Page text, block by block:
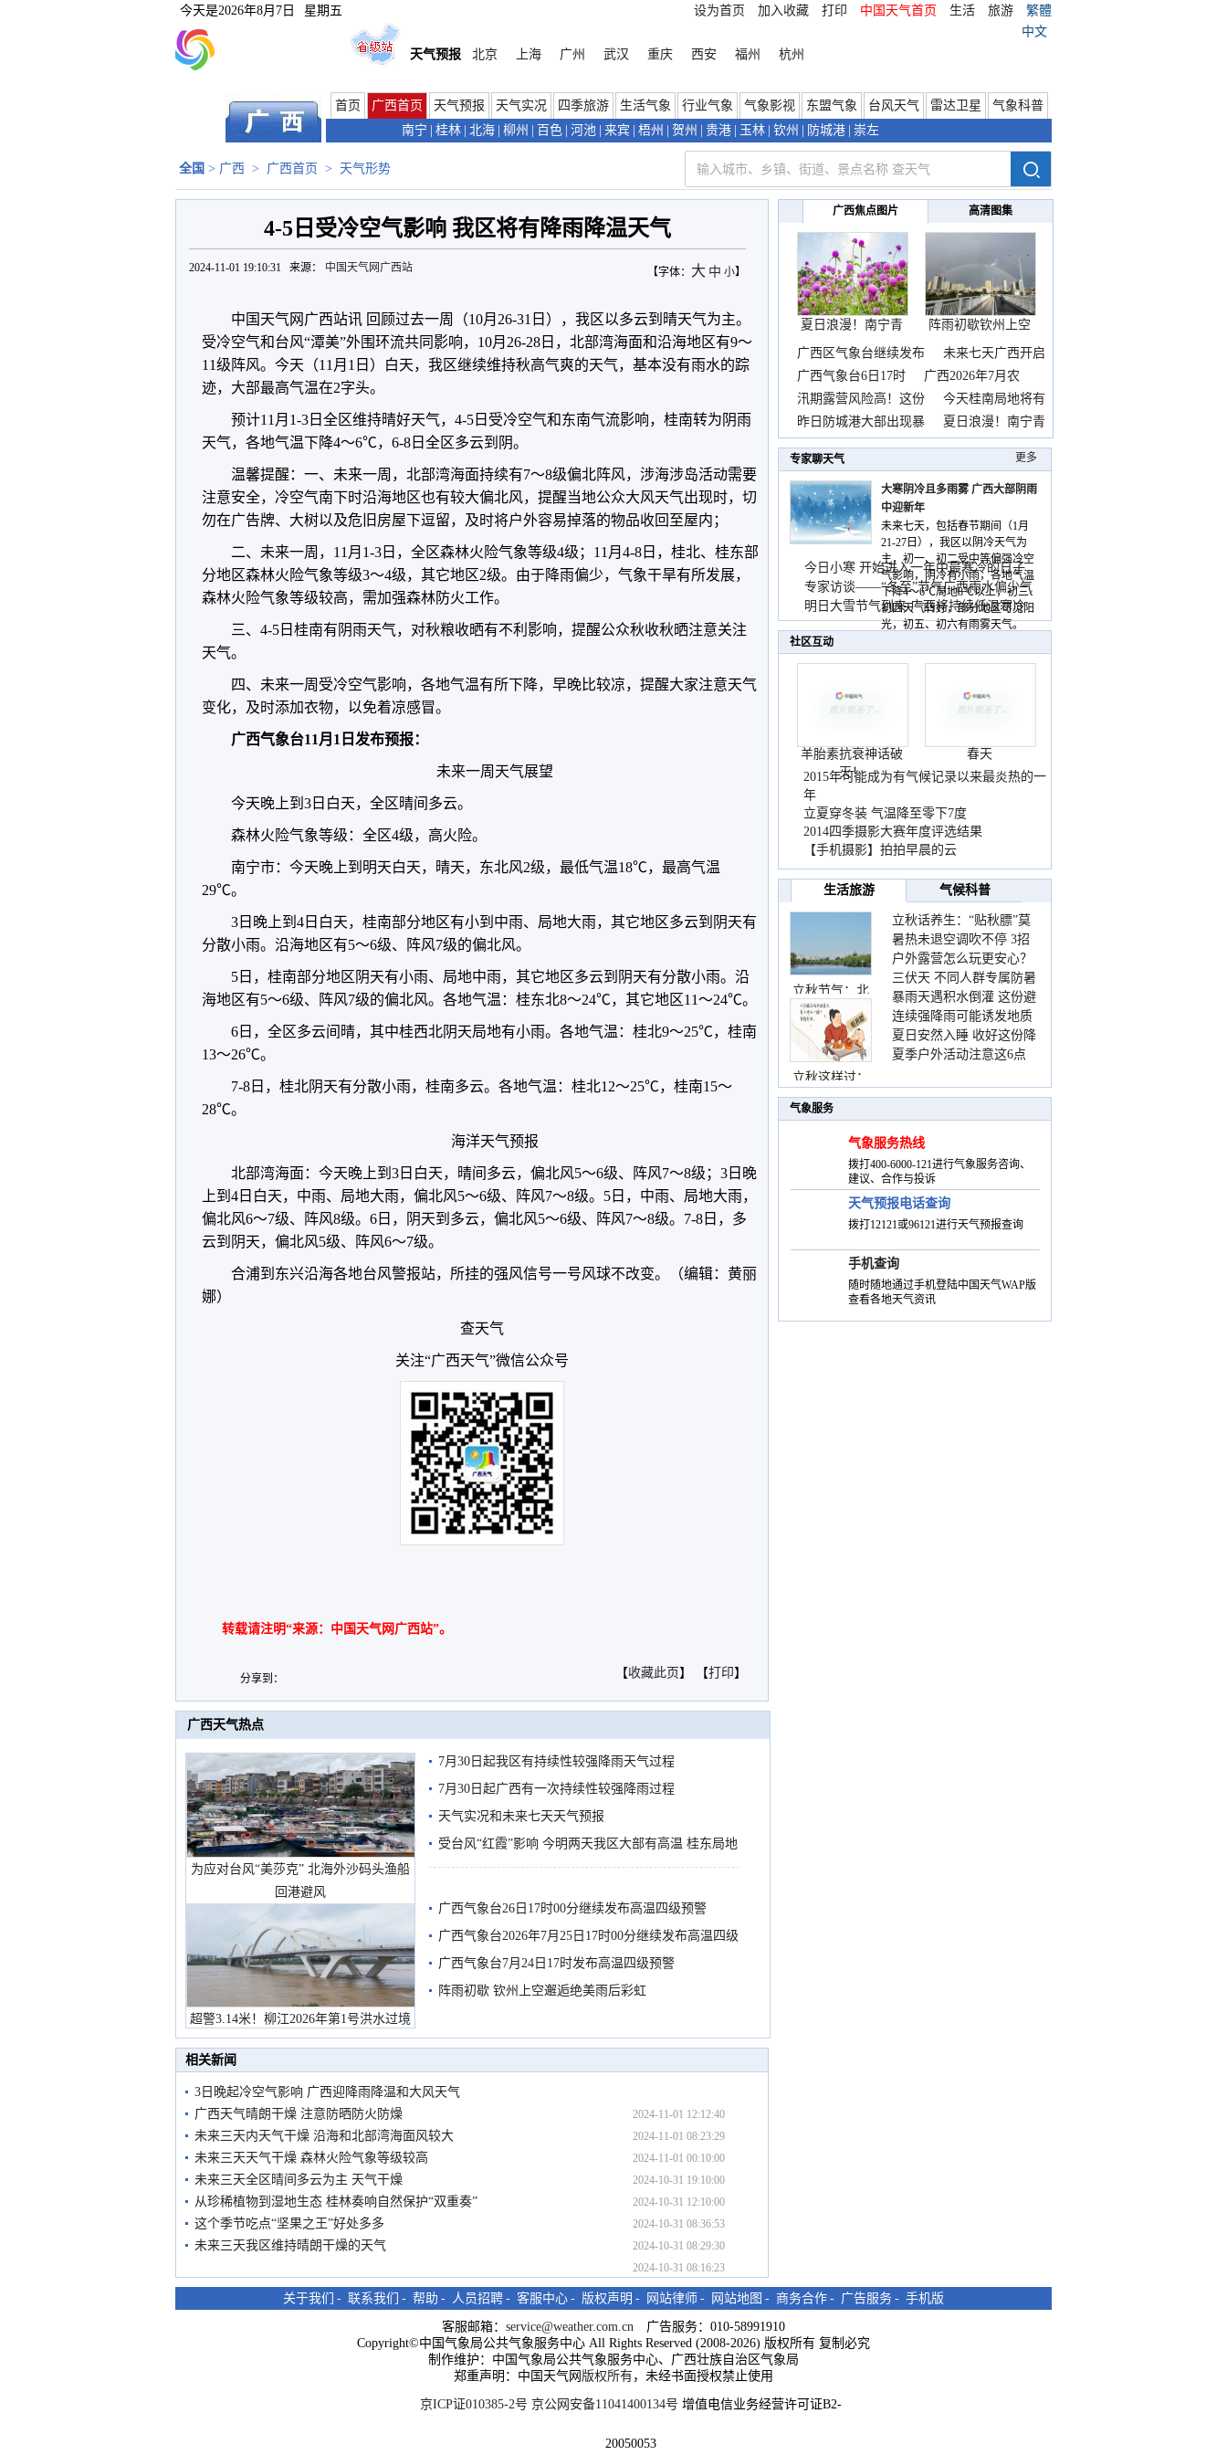
今天是2026年8月7日 星期五 设为首页 加入收藏 打印 中国天气首页 生活 旅游
繁體
中文
天气预报
北京 上海 广州 武汉 重庆 西安 福州 杭州
首页 广西首页 天气预报 天气实况 四季旅游 生活气象 行业气象 气象影视 东盟气象 台风天气 雷达卫星
气象科普
南宁
桂林 北海 柳州 百色 河池 来宾 梧州 贺州 贵港 玉林 钦州 防城港 崇左
全国 > 广西 > 广西首页 > 天气形势
4-5日受冷空气影响 我区将有降雨降温天气
【字体： 大 中 小】
2024-11-01 19:10:31 来源： 中国天气网广西站
中国天气网广西站讯 回顾过去一周（10月26-31日），我区以多云到晴天气为主。
受冷空气和台风“潭美”外围环流共同影响，10月26-28日，北部湾海面和沿海地区有9～
11级阵风。今天（11月1日）白天，我区继续维持秋高气爽的天气，基本没有雨水的踪
迹，大部最高气温在2字头。
预计11月1-3日全区维持晴好天气，4-5日受冷空气和东南气流影响，桂南转为阴雨
天气，各地气温下降4～6℃，6-8日全区多云到阴。
温馨提醒：一、未来一周，北部湾海面持续有7～8级偏北阵风， 涉海涉岛活动需要
注意安全， 冷空气南下时沿海地区也有较大偏北风，提醒当地公众大风天气出现时，切
勿在广告牌、大树以及危旧房屋下逗留，及时将户外容易掉落的物品收回至屋内；
二、未来一周，11月1-3日，全区森林火险气象等级4级；11月4-8日，桂北、桂东部
分地区森林火险气象等级3～4级，其它地区2级。由于降雨偏少，气象干旱有所发展，
森林火险气象等级较高，需加强森林防火工作。
三、4-5日桂南有阴雨天气，对秋粮收晒有不利影响，提醒公众秋收秋晒注意关注
天气。
四、未来一周受冷空气影响，各地气温有所下降，早晚比较凉，提醒大家注意天气
变化，及时添加衣物，以免着凉感冒。
广西气象台11月1日发布预报：
未来一周天气展望
今天晚上到3日白天，全区晴间多云。
森林火险气象等级：全区4级，高火险。
南宁市：今天晚上到明天白天，晴天，东北风2级，最低气温18℃，最高气温
29℃。
3日晚上到4日白天，桂南部分地区有小到中雨、局地大雨，其它地区多云到阴天有
分散小雨。沿海地区有5～6级、阵风7级的偏北风。
5日，桂南部分地区阴天有小雨、局地中雨，其它地区多云到阴天有分散小雨。沿
海地区有5～6级、阵风7级的偏北风。各地气温：桂东北8～24℃，其它地区11～24℃。
6日，全区多云间晴，其中桂西北阴天局地有小雨。各地气温：桂北9～25℃，桂南
13～26℃。
7-8日，桂北阴天有分散小雨，桂南多云。各地气温：桂北12～25℃，桂南15～
28℃。
海洋天气预报
北部湾海面：今天晚上到3日白天，晴间多云，偏北风5～6级、阵风7～8级；3日晚
上到4日白天，中雨、局地大雨，偏北风5～6级、阵风7～8级。5日，中雨、局地大雨，
偏北风6～7级、阵风8级。6日，阴天到多云，偏北风5～6级、阵风7～8级。7-8日，多
云到阴天，偏北风5级、阵风6～7级。
合浦到东兴沿海各地台风警报站，所挂的强风信号一号风球不改变。（编辑：黄丽
娜）
查天气
关注“广西天气”微信公众号
转载请注明“来源：中国天气网广西站”。
分享到： 【收藏此页 】 【打印】
广西天气热点
为应对台风“美莎克” 北海外沙码头渔船
回港避风
超警3.14米！柳江2026年第1号洪水过境
市民在堤岸见证汛况
7月30日起我区有持续性较强降雨天气过程
7月30日起广西有一次持续性较强降雨过程
天气实况和未来七天天气预报
受台风“红霞”影响 今明两天我区大部有高温 桂东局地
有较强降雨
广西气象台26日17时00分继续发布高温四级预警
广西气象台2026年7月25日17时00分继续发布高温四级
预警
广西气象台7月24日17时发布高温四级预警
阵雨初歇 钦州上空邂逅绝美雨后彩虹
相关新闻
3日晚起冷空气影响 广西迎降雨降温和大风天气
2024-11-01 12:12:40
广西天气晴朗干燥 注意防晒防火防燥
2024-11-01 08:23:29
未来三天内天气干燥 沿海和北部湾海面风较大
2024-11-01 00:10:00
未来三天天气干燥 森林火险气象等级较高
2024-10-31 19:10:00
未来三天全区晴间多云为主 天气干燥
2024-10-31 12:10:00
从珍稀植物到湿地生态 桂林奏响自然保护“双重奏”
2024-10-31 08:36:53
这个季节吃点“坚果之王”好处多多
2024-10-31 08:29:30
未来三天我区维持晴朗干燥的天气
2024-10-31 08:16:23
广西焦点图片 高清图集
夏日浪漫！南宁青
秀山
阵雨初歇钦州上空
邂逅
广西区气象台继续发布
未来七天广西开启
晴热
广西气象台6日17时
广西2026年7月农
汛期露营风险高！这份
今天桂南局地将有
暴雨
昨日防城港大部出现暴
夏日浪漫！南宁青
秀山
专家聊天气 更多
大寒阴冷且多雨雾 广西大部阴雨
中迎新年
未来七天，包括春节期间（1月
21-27日），我区以阴冷天气为
主，初一、初二受中等偏强冷空
气影响，阴冷有小雨，各地气温
下降4～6℃局地8℃以上，初三、
初四天气转好，部分地区可见阳
光，初五、初六有雨雾天气。
今日小寒 开始进入一年中最寒冷的日子
专家访谈——“冬至”节气广西雨水偏少气
温低
明日大雪节气到来 广西将持续低温寒冷
天气
社区互动
羊胎素抗衰神话破
灭！
春天
2015年可能成为有气候记录以来最炎热的一
年
立夏穿冬装 气温降至零下7度
2014四季摄影大赛年度评选结果
【手机摄影】拍拍早晨的云
生活旅游 气候科普
立秋节气：北
立秋这样过：
立秋话养生：“贴秋膘”莫
着急 先清暑再防燥
暑热未退空调吹不停 3招
护住肩颈不酸痛
户外露营怎么玩更安心？
这份攻略请收好
三伏天 不同人群专属防暑
要点请收好
暴雨天遇积水倒灌 这份避
险提示请收好
连续强降雨可能诱发地质
灾害 这些前兆要知道
夏日安然入睡 收好这份降
温小贴士
夏季户外活动注意这6点
气象服务
气象服务热线
拨打400-6000-121进行气象服务咨询、
建议、合作与投诉
天气预报电话查询
拨打12121或96121进行天气预报查询
手机查询
随时随地通过手机登陆中国天气WAP版
查看各地天气资讯
关于我们 - 联系我们 - 帮助 - 人员招聘 - 客服中心 - 版权声明 - 网站律师 - 网站地图 - 商务合作 - 广告服务 - 手机版
客服邮箱： service@weather.com.cn 广告服务：010-58991910
Copyright©中国气象局公共气象服务中心 All Rights Reserved (2008-2026) 版权所有 复制必究
制作维护：中国气象局公共气象服务中心、广西壮族自治区气象局
郑重声明：中国天气网 版权所有，未经书面授权禁止使用
京ICP证010385-2号 京公网安备11041400134号 增值电信业务经营许可证B2-
20050053